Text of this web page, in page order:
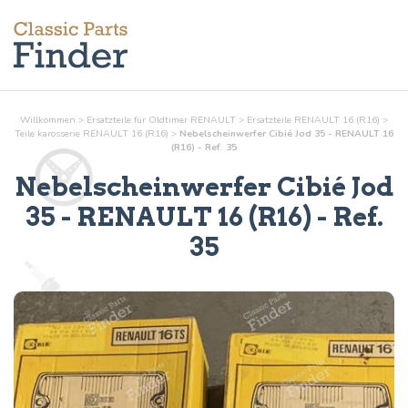
Willkommen > Ersatzteile für Oldtimer RENAULT > Ersatzteile RENAULT 16 (R16) >
Teile karosserie RENAULT 16 (R16) > Nebelscheinwerfer Cibié Jod 35 - RENAULT 16
(R16) - Ref. 35
Nebelscheinwerfer Cibié Jod
35 - RENAULT 16 (R16) - Ref.
35